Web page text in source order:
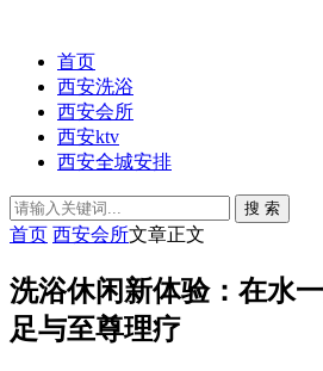
首页
西安洗浴
西安会所
西安ktv
西安全城安排
搜 索
首页 西安会所文章正文
洗浴休闲新体验：在水
足与至尊理疗